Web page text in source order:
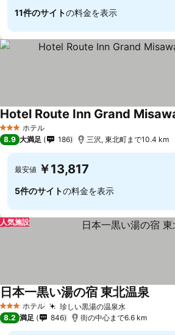
11件のサイトの料金を表示
3 ホテルのランク
ホテル
Hotel Route Inn Grand
8.9 大満足 186 三沢, 東北町まで10.4 km
最安値 ￥13,817
5件のサイトの料金を表示
人気施設
3 ホテルのランク
ホテル 珍しい黒湯の温泉水
日本一黒い湯の宿 東北温泉
8.2 満足 846 街の中心まで6.6 km